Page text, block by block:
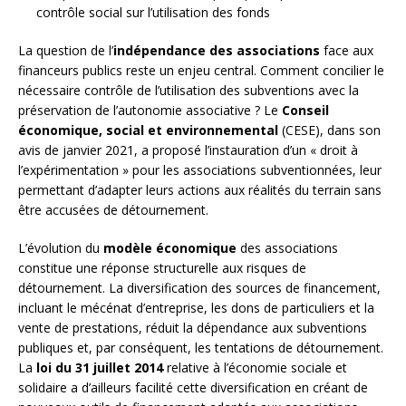
contrôle social sur l’utilisation des fonds
La question de l’indépendance des associations face aux
financeurs publics reste un enjeu central. Comment concilier le
nécessaire contrôle de l’utilisation des subventions avec la
préservation de l’autonomie associative ? Le Conseil
économique, social et environnemental (CESE), dans son
avis de janvier 2021, a proposé l’instauration d’un « droit à
l’expérimentation » pour les associations subventionnées, leur
permettant d’adapter leurs actions aux réalités du terrain sans
être accusées de détournement.
L’évolution du modèle économique des associations
constitue une réponse structurelle aux risques de
détournement. La diversification des sources de financement,
incluant le mécénat d’entreprise, les dons de particuliers et la
vente de prestations, réduit la dépendance aux subventions
publiques et, par conséquent, les tentations de détournement.
La loi du 31 juillet 2014relative à l’économie sociale et
solidaire a d’ailleurs facilité cette diversification en créant de